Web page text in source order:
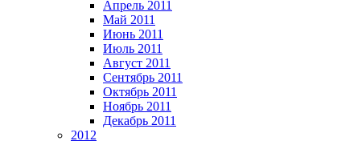
Апрель 2011
Май 2011
Июнь 2011
Июль 2011
Август 2011
Сентябрь 2011
Октябрь 2011
Ноябрь 2011
Декабрь 2011
2012